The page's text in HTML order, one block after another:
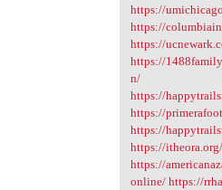
https://
https://
https://
https://
n/
https://
https://
https://
https://
https://
online/ https://